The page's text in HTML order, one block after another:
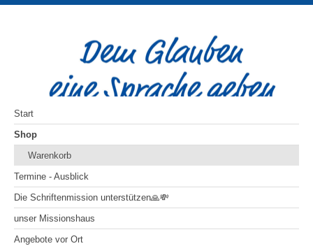
Start
Shop
Warenkorb
Termine - Ausblick
Die Schriftenmission unterstützen🙏💸
unser Missionshaus
Angebote vor Ort